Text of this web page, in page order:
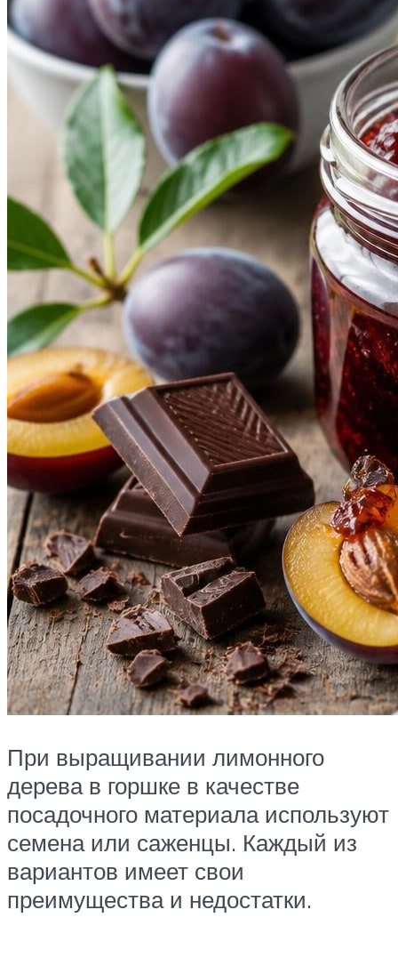
При выращивании лимонного
дерева в горшке в качестве
посадочного материала используют
семена или саженцы. Каждый из
вариантов имеет свои
преимущества и недостатки.